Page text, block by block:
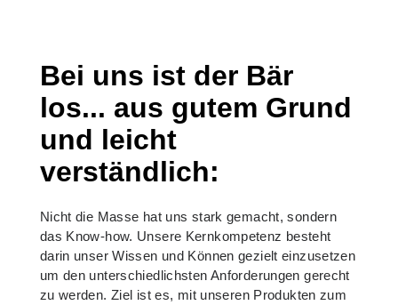
Bei uns ist der Bär
los... aus gutem Grund
und leicht
verständlich:
Nicht die Masse hat uns stark gemacht, sondern
das Know-how. Unsere Kernkompetenz besteht
darin unser Wissen und Können gezielt einzusetzen
um den unterschiedlichsten Anforderungen gerecht
zu werden. Ziel ist es, mit unseren Produkten zum